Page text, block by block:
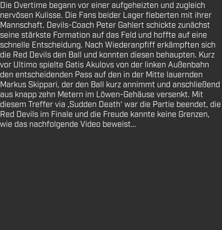
Die Overtime begann vor einer aufgeheizten und zugleich
nervösen Kulisse. Die Fans beider Lager fieberten mit ihrer
Mannschaft. Devils-Coach Peter Gahlert schickte zunächst
seine stärkste Formation auf das Feld und hoffte auf eine
schnelle Entscheidung. Nach Wiederanpfiff erkämpften sich
die Red Devils den Ball und konnten diesen behaupten. Kurz
vor Ultimo spielte Gatis Akulovs von der linken Außenbahn
den entscheidenden Pass auf den in der Mitte lauernden
Markus Skippari, der den Ball kurz annimmt und anschließend
aus knapp zehn Metern im Löwen-Gehäuse versenkt. Mit
diesem Treffer via ‚Sudden Death‘ war die Partie beendet, die
Red Devils im Finale und die Freude kannte keine Grenzen,
wie das nachfolgende Video beweist…